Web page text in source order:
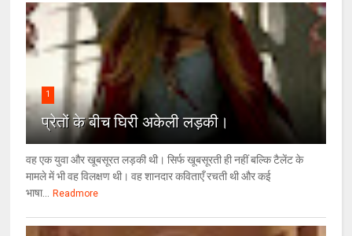
1
प्रेतों के बीच घिरी अकेली लड़की।
वह एक युवा और खूबसूरत लड़की थी। सिर्फ खूबसूरती ही नहीं बल्कि टैलेंट के
मामले में भी वह विलक्षण थी। वह शानदार कविताएँ रचती थी और कई
भाषा... Readmore